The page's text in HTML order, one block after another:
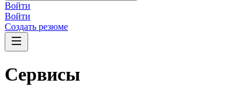
Войти
Войти
Создать резюме
Сервисы